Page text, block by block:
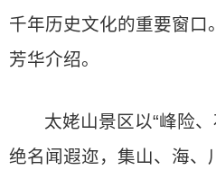
千年历史文化的重要窗口
芳华介绍。
太姥山景区以“峰险
绝名闻遐迩，集山、海、